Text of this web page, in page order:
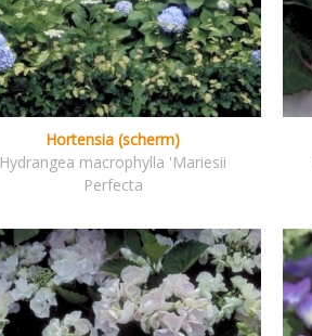
Hortensia (scherm)
Hydrangea macrophylla 'Mariesii
Perfecta